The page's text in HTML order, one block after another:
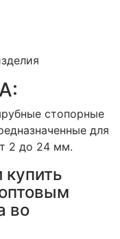
стопорные
для
2 до 24 мм.
купить
во